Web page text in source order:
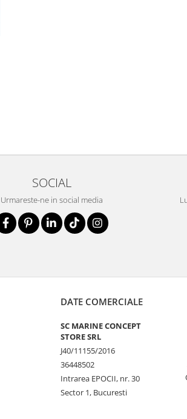
SOCIAL
Urmareste-ne in social media
DATE COMERCIALE
SC MARINE CONCEPT
STORE SRL
J40/11155/2016
36448502
Intrarea EPOCII, nr. 30
Sector 1, Bucuresti